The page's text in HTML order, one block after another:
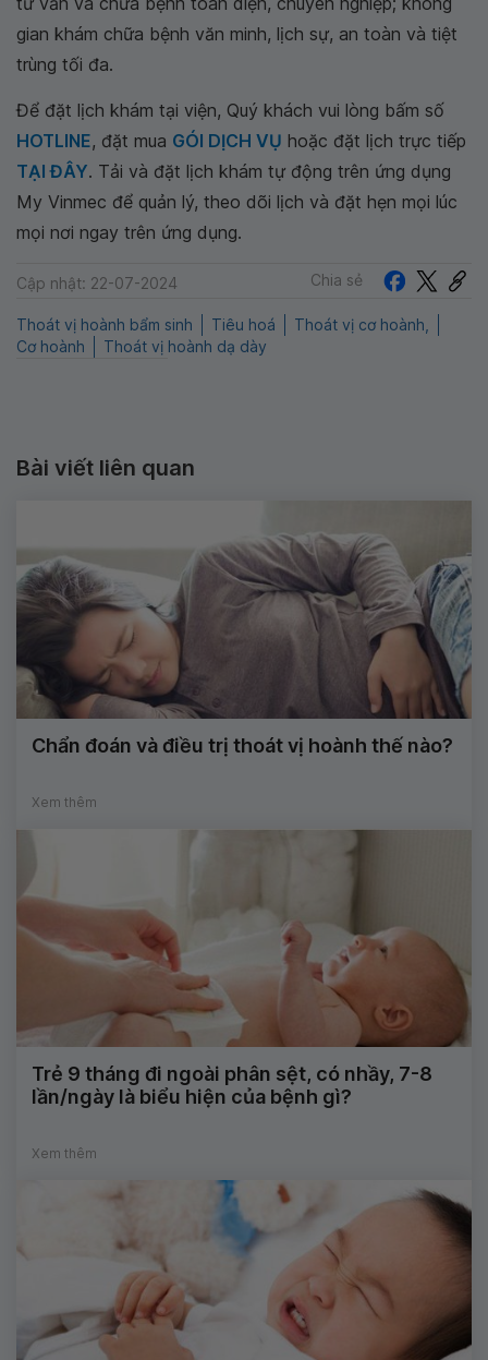
gian khám chữa bệnh văn minh, lịch sự, an toàn và tiệt
trùng tối đa.
Để đặt lịch khám tại viện, Quý khách vui lòng bấm số
HOTLINE, đặt mua GÓI DỊCH VỤ hoặc đặt lịch trực tiếp
TẠI ĐÂY. Tải và đặt lịch khám tự động trên ứng dụng
My Vinmec để quản lý, theo dõi lịch và đặt hẹn mọi lúc
mọi nơi ngay trên ứng dụng.
Cập nhật: 22-07-2024 Chia sẻ
Thoát vị hoành bẩm sinh Tiêu hoá
Thoát vị cơ hoành,
Cơ hoành
Thoát vị hoành dạ dày
Bài viết liên quan
Chẩn đoán và điều trị thoát vị hoành thế nào?
Xem thêm
Trẻ 9 tháng đi ngoài phân sệt, có nhầy, 7-8
lần/ngày là biểu hiện của bệnh gì?
Xem thêm